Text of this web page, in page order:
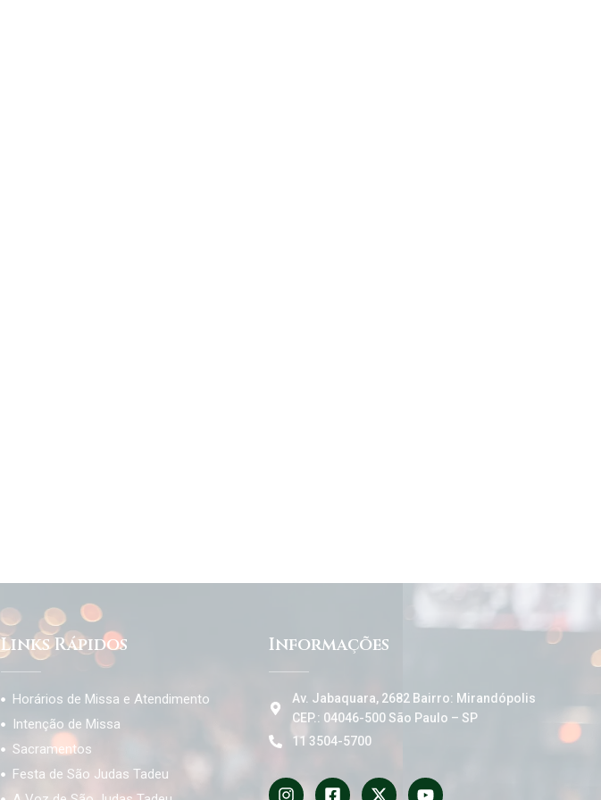
Links Rápidos
Horários de Missa e Atendimento
Intenção de Missa
Sacramentos
Festa de São Judas Tadeu
Informações
Av. Jabaquara, 2682 Bairro: Mirandópolis
CEP.: 04046-500 São Paulo – SP
11 3504-5700